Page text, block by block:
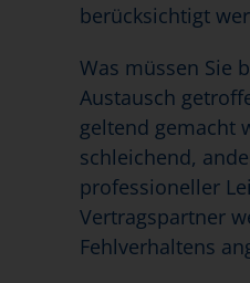
berücksichtigt
Was müssen Sie
Austausch
geltend gemacht
schleichend,
professioneller
Vertragspartner
Fehlverhaltens